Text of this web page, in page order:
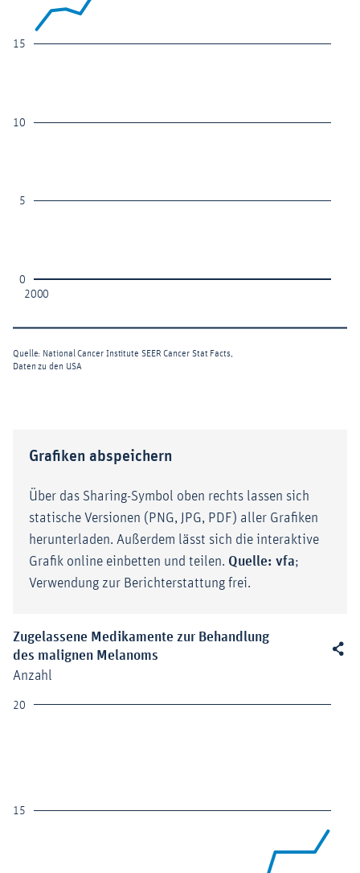
Grafiken abspeichern
Über das Sharing-Symbol oben rechts lassen sich
statische Versionen (PNG, JPG, PDF) aller Grafiken
herunterladen. Außerdem lässt sich die interaktive
Grafik online einbetten und teilen. Quelle: vfa;
Verwendung zur Berichterstattung frei.